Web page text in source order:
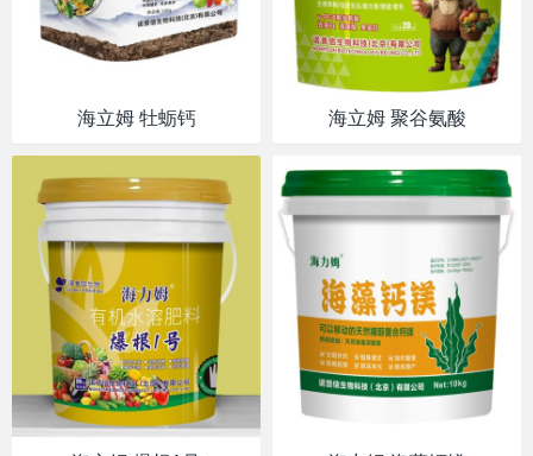
海立姆 牡蛎钙 海立姆 聚谷氨酸